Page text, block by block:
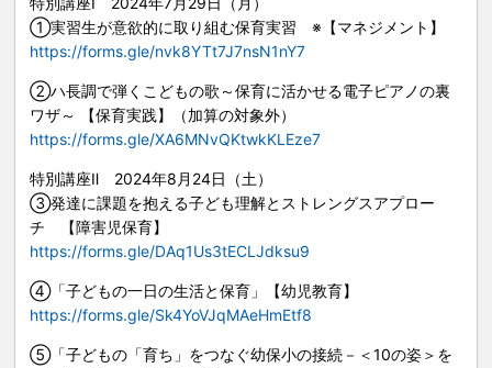
①実習生が意欲的に取り組む保育実習 ※【マネジメント】
https://forms.gle/nvk8YTt7J7nsN1nY7
②ハ長調で弾くこどもの歌～保育に活かせる電子ピアノの裏
ワザ～ 【保育実践】（加算の対象外）
https://forms.gle/XA6MNvQKtwkKLEze7
特別講座Ⅱ 2024年8 月 24日（土）
③発達に課題を抱える子ども理解とストレングスアプロー
チ 【障害児保育】
https://forms.gle/DAq1Us3tECLJdksu9
④「子どもの一日の生活と保育」【幼児教育】
https://forms.gle/Sk4YoVJqMAeHmEtf8
⑤「子どもの「育ち」をつなぐ幼保小の接続－＜10の姿＞を
数理・データサイエンス・AI教育
プログラム